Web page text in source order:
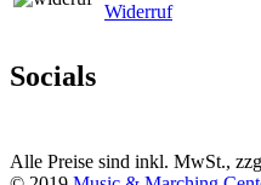
Widerruf
Socials
Alle Preise sind inkl. MwSt.,